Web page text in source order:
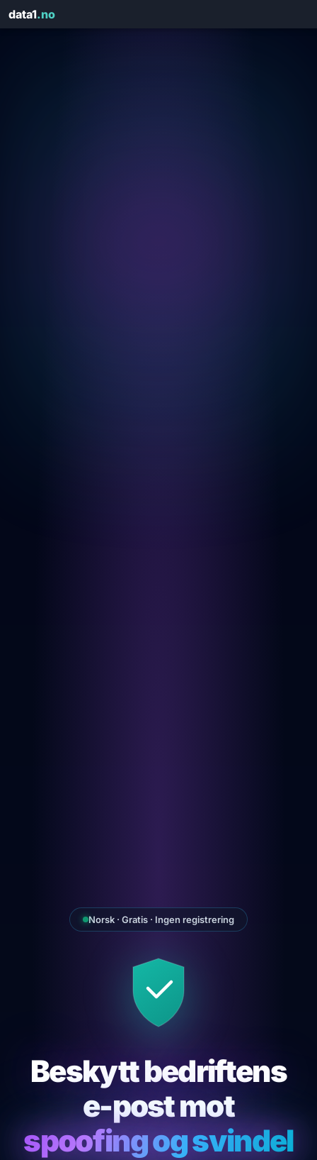
data1.no
Norsk · Gratis · Ingen registrering
Beskytt bedriftens
e-post mot
spoofing og svindel